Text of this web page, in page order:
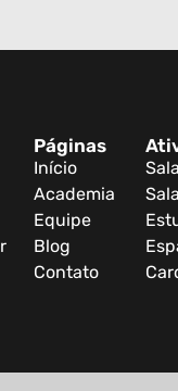
Páginas
Início
Academia
Equipe
Blog
Contato